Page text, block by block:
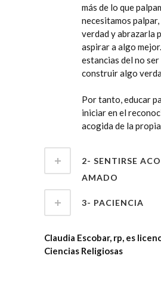
más de lo que
necesitamos
verdad y abrazarla
aspirar a algo
estancias del no ser
construir algo
Por tanto, educar
iniciar en el
acogida de la
2- SENTIRSE
AMADO
3- PACIENCIA
Claudia Escobar, rp, es
Ciencias Religiosas